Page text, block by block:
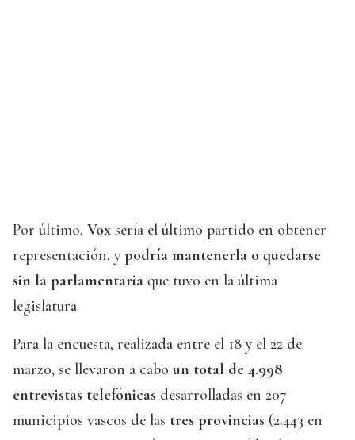
Por último, Vox sería el último partido en obtener
representación, ypodría mantenerla o quedarse
sin la parlamentaria que tuvo en la última
legislatura
Para la encuesta, realizada entre el 18 y el 22 de
marzo, se llevaron a cabo un total de 4.998
entrevistas telefónicas desarrolladas en 207
municipios vascos de las tres provincias (2.443 en